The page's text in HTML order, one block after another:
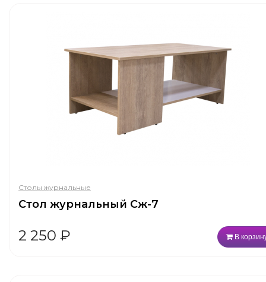
Столы журнальные
Стол журнальный Сж-7
2 250 ₽ В